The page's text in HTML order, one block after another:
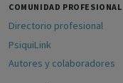
COMUNIDAD PROFESIONAL
Directorio profesional
PsiquiLink
Autores y colaboradores